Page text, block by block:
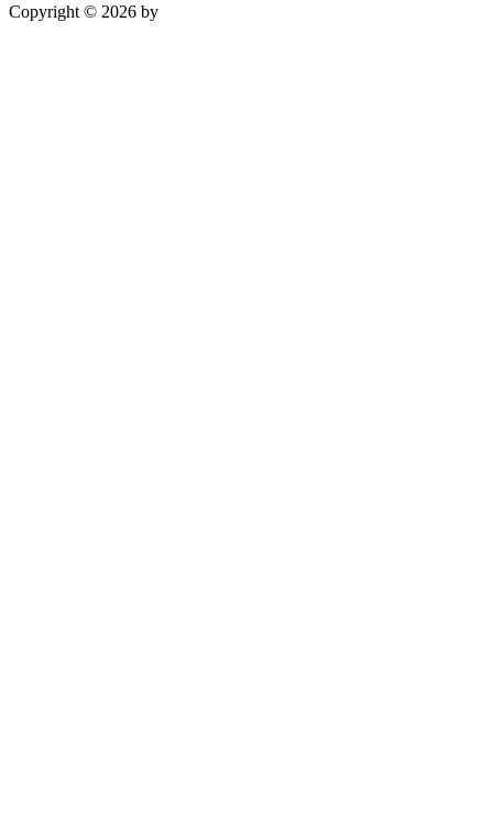
Copyright © 2026 by